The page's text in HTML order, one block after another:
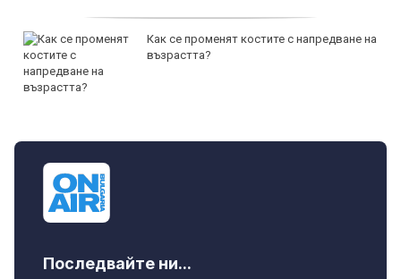
Как се променят костите с напредване на
възрастта?
Последвайте ни...